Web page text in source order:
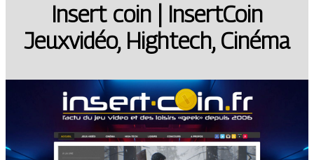
Insert coin | InsertCoin
Jeuxvidéo, Hightech, Cinéma